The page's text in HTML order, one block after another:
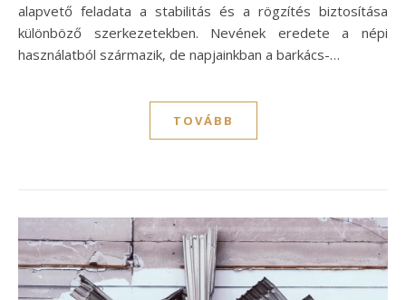
alapvető feladata a stabilitás és a rögzítés biztosítása
különböző szerkezetekben. Nevének eredete a népi
használatból származik, de napjainkban a barkács-…
TOVÁBB